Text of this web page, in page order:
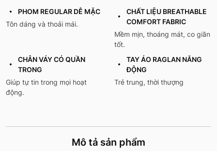
PHOM REGULAR DỄ MẶC
Tôn dáng và thoải mái.
CHẤT LIỆU BREATHABLE
COMFORT FABRIC
Mềm mịn, thoáng mát, co giãn
tốt.
CHÂN VÁY CÓ QUẦN
TRONG
Giúp tự tin trong mọi hoạt
động.
TAY ÁO RAGLAN NĂNG
ĐỘNG
Trẻ trung, thời thượng
Mô tả sản phẩm